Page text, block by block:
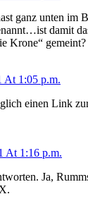
ganz unten im
damit
Krone“ gemeint?
At 1:05 p.m.
einen Link
At 1:16 p.m.
Ja,